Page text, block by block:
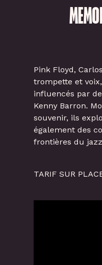
Pink Floyd,
trompette et
influencés par
Kenny Barron.
souvenir, ils
également des
frontières du
TARIF SUR